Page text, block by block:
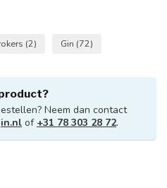
(2) Gin (72)
Neem dan contact
of +31 78 303 28 72.